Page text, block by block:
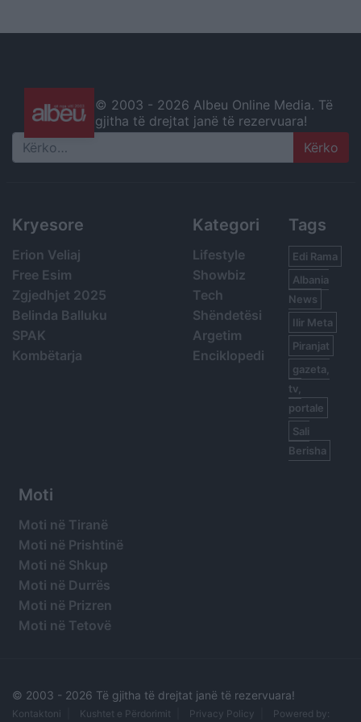
© 2003 - 2026 Albeu Online Media. Të
gjitha të drejtat janë të rezervuara!
Search
Kryesore
Erion Veliaj
Free Esim
Zgjedhjet 2025
Belinda Balluku
SPAK
Kombëtarja
Kategori
Lifestyle
Showbiz
Tech
Shëndetësi
Argetim
Enciklopedi
Tags
Edi Rama
Albania
News
Ilir Meta
Piranjat
gazeta,
tv,
portale
Sali
Berisha
Moti
Moti në Tiranë
Moti në Prishtinë
Moti në Shkup
Moti në Durrës
Moti në Prizren
Moti në Tetovë
© 2003 - 2026 Të gjitha të drejtat janë të rezervuara!
Kontaktoni Kushtet e Përdorimit Privacy Policy Powered by: